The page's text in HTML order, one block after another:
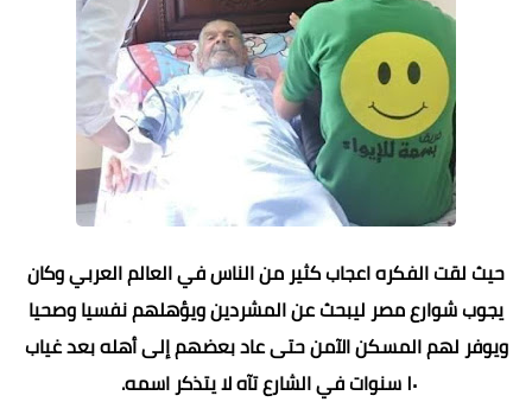
حيث لقت الفكره اعجاب كثير من الناس في العالم العربي وكان
يجوب شوارع مصر ليبحث عن المشردين ويؤهلهم نفسيا وصحيا
ويوفر لهم المسكن الآمن حتى عاد بعضهم إلى أهله بعد غياب
١٠ سنوات في الشارع تآه لا يتذكر اسمه.